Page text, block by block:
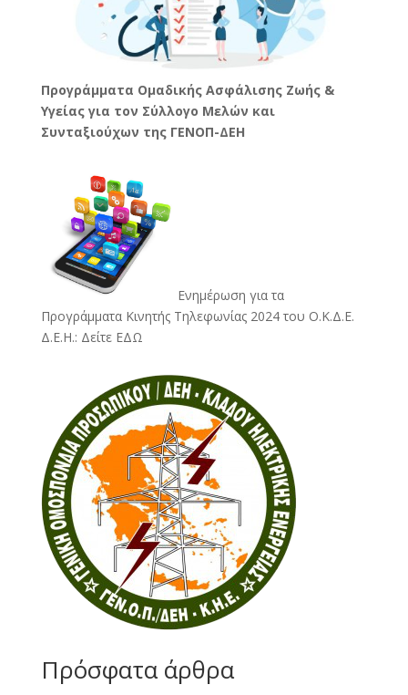
Προγράμματα Ομαδικής Ασφάλισης Ζωής &
Υγείας για τον Σύλλογο Μελών και
Συνταξιούχων της ΓΕΝΟΠ-ΔΕΗ
Ενημέρωση για τα
Προγράμματα Κινητής Τηλεφωνίας 2024 του Ο.Κ.Δ.Ε.
Δ.Ε.Η.: Δείτε ΕΔΩ
Πρόσφατα άρθρα